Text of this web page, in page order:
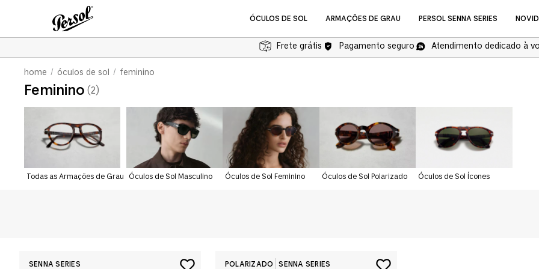
ÓCULOS DE SOL
Óculos De Sol
Feminino
Polarizados
Ícones
ARMAÇÕES DE GRAU
Armações De Grau
Feminino
Acessórios
PERSOL SENNA SERIES
NOVIDADES
Frete grátis Pagamento seguro Atendimento dedicado à
óculos de sol feminino
Feminino 2
Todas as Armações de Grau Óculos de Sol Masculino Óculos de Sol Feminino Óculos de Sol Polarizado Óculos de Sol Ícones